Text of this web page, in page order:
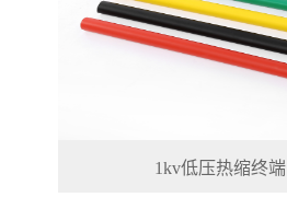
1kv低压热缩终端